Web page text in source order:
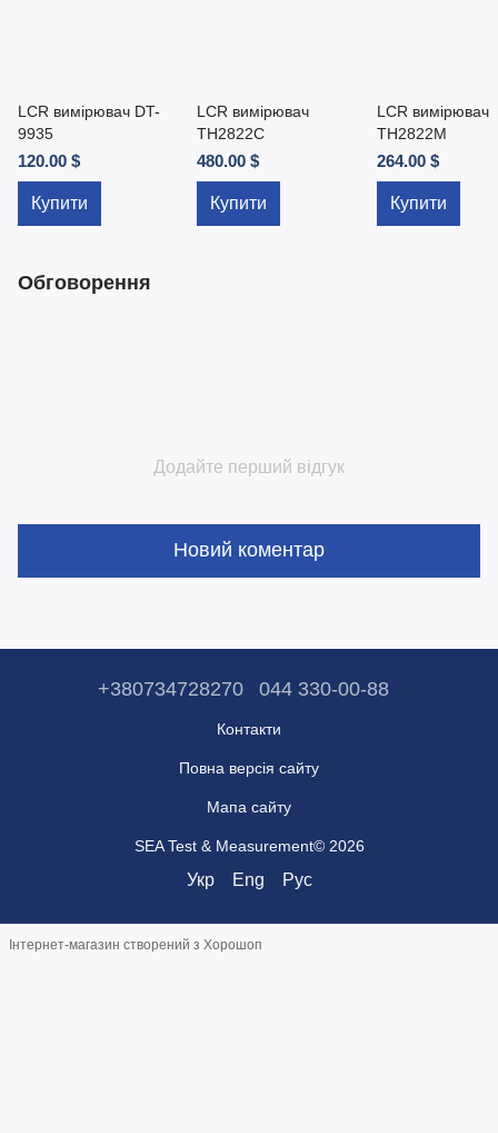
LCR вимірювач DT-
9935
120.00 $
Купити
LCR вимірювач
TH2822C
480.00 $
Купити
LCR вимірювач
TH2822M
264.00 $
Купити
Обговорення
Додайте перший відгук
Новий коментар
+380734728270 044 330-00-88
Контакти
Повна версія сайту
Мапа сайту
SEA Test & Measurement© 2026
Укр Eng Рус
Інтернет-магазин створений з Хорошоп